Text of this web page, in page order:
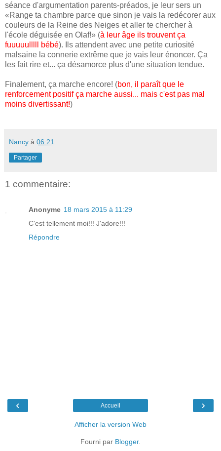
séance d'argumentation parents-préados, je leur sers un
«Range ta chambre parce que sinon je vais la redécorer aux
couleurs de la Reine des Neiges et aller te chercher à
l'école déguisée en Olaf!» (à leur âge ils trouvent ça
fuuuuulllll bébé). Ils attendent avec une petite curiosité
malsaine la connerie extrême que je vais leur énoncer. Ça
les fait rire et... ça désamorce plus d'une situation tendue.
Finalement, ça marche encore! (bon, il paraît que le
renforcement positif ça marche aussi... mais c'est pas mal
moins divertissant!)
Nancy à 06:21
Partager
1 commentaire:
Anonyme 18 mars 2015 à 11:29
C'est tellement moi!!! J'adore!!!
Répondre
‹ ›
Accueil
Afficher la version Web
Fourni par Blogger.